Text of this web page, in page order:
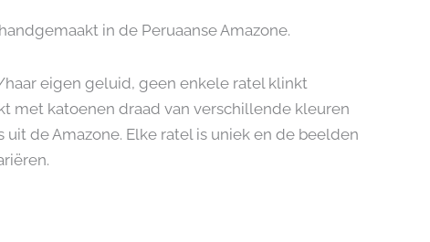
in de Peruaanse Amazone.
eigen geluid, geen enkele ratel klinkt
met katoenen draad van verschillende kleuren
uit de Amazone. Elke ratel is uniek en de beelden